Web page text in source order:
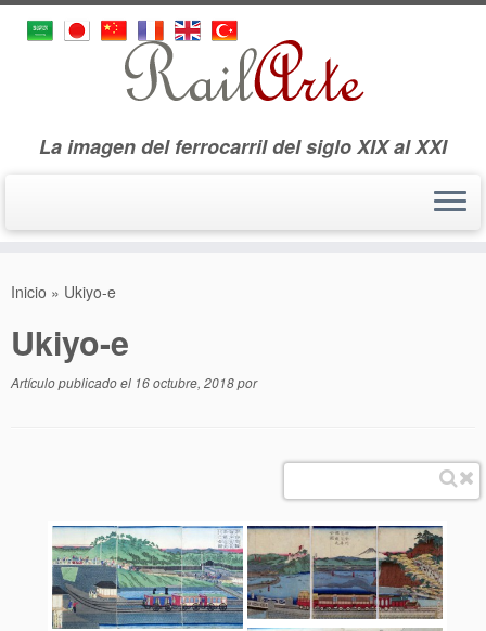
La imagen del ferrocarril del siglo XIX al XXI
Inicio » Ukiyo-e
Ukiyo-e
Artículo publicado el 16 octubre, 2018por